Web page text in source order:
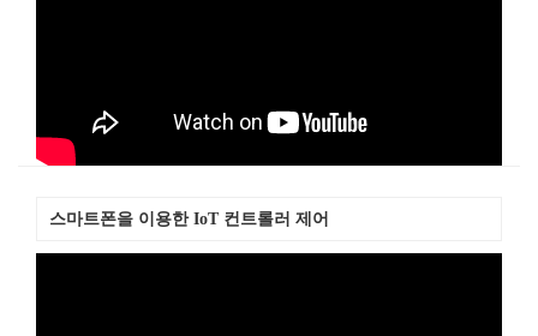
스마트폰을 이용한 IoT 컨트롤러 제어